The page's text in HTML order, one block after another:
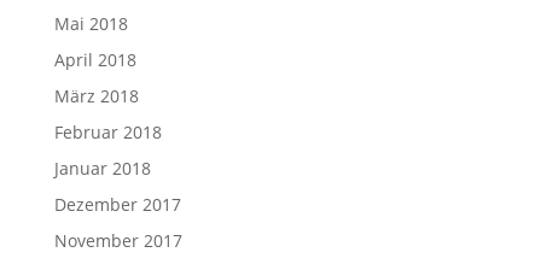
Mai 2018
April 2018
März 2018
Februar 2018
Januar 2018
Dezember 2017
November 2017